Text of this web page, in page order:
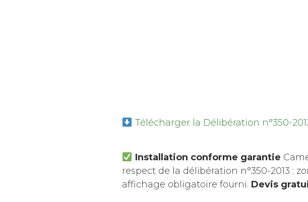
Télécharger la Délibération n°350-
Installation conforme garantie
respect de la délibération n°350-2013 :
affichage obligatoire fourni. Devis